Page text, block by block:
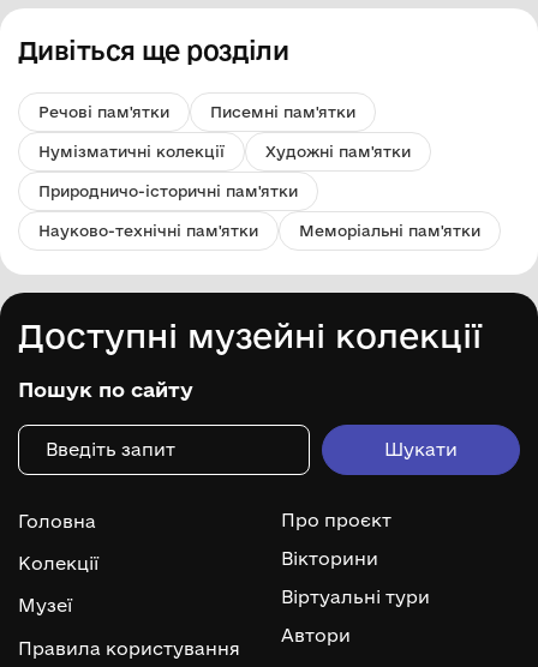
Дивіться ще розділи
Речові пам'ятки Писемні пам'ятки
Нумізматичні колекції Художні пам'ятки
Природничо-історичні пам'ятки
Науково-технічні пам'ятки Меморіальні пам'ятки
Доступні музейні колекції
Пошук по сайту
Головна
Колекції
Музеї
Правила користування
Про проєкт
Вікторини
Віртуальні тури
Автори